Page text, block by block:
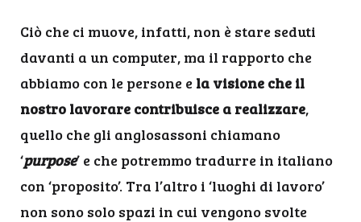
Ciò che ci muove, infatti, non è stare seduti
davanti a un computer, ma il rapporto che
abbiamo con le persone e la visione che il
nostro lavorare contribuisce a realizzare,
quello che gli anglosassoni chiamano
‘purpose’ e che potremmo tradurre in italiano
con ‘proposito’. Tra l’altro i ‘luoghi di lavoro’
non sono solo spazi in cui vengono svolte